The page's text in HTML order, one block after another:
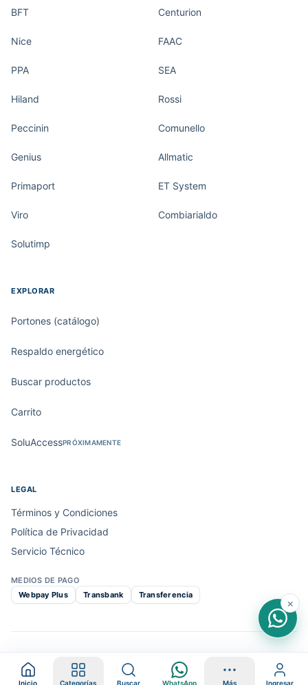
BFT Centurion
Nice FAAC
PPA SEA
Hiland Rossi
Peccinin Comunello
Genius Allmatic
Primaport ET System
Viro Combiarialdo
Solutimp
EXPLORAR
Portones (catálogo)
Respaldo energético
Buscar productos
Carrito
SoluAccessPRÓXIMAMENTE
LEGAL
Términos y Condiciones
Política de Privacidad
Servicio Técnico
MEDIOS DE PAGO
Webpay Plus
Transbank Transferencia
© 2026 Solutimp · V2
×
Inicio Categorías Buscar WhatsApp Más Ingresar